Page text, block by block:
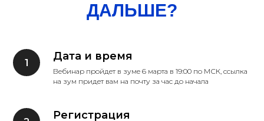
ДАЛЬШЕ?
Дата и время
Вебинар пройдет в зуме 6 марта в 19:00 по МСК, ссылка
на зум придет вам на почту за час до начала
Регистрация